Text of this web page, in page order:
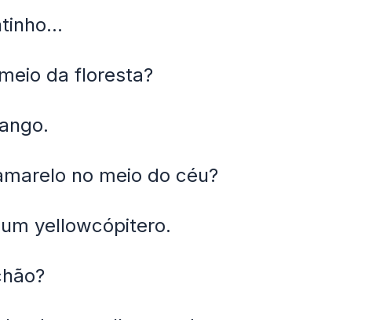
da floresta?
no meio do céu?
yellowcópitero.